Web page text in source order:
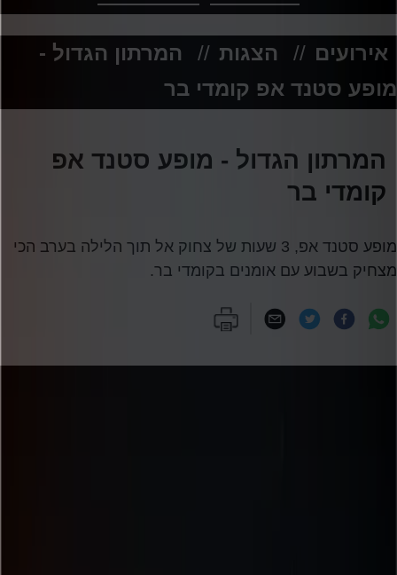
אירועים // הצגות //
המרתון הגדול -
מופע סטנד אפ קומדי בר
המרתון הגדול - מופע סטנד אפ
קומדי בר
מופע סטנד אפ, 3 שעות של צחוק אל תוך הלילה בערב הכי
מצחיק בשבוע עם אומנים בקומדי בר.